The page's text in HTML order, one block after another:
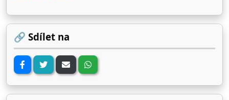
🔗 Sdílet na